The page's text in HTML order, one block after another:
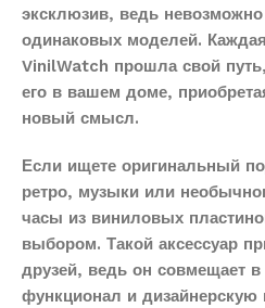
эксклюзив, ведь
одинаковых моделей.
VinilWatch прошла свой
его в вашем доме,
новый смысл.
Если ищете оригинальный
ретро, музыки или
часы из виниловых
выбором. Такой аксессуар
друзей, ведь он совмещает
функционал и